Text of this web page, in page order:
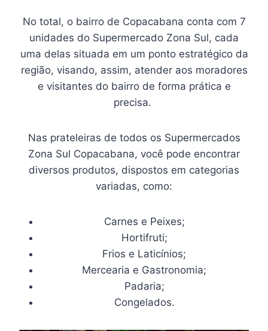
No total, o bairro de Copacabana conta com 7
unidades do Supermercado Zona Sul, cada
uma delas situada em um ponto estratégico da
região, visando, assim, atender aos moradores
e visitantes do bairro de forma prática e
precisa.
Nas prateleiras de todos os Supermercados
Zona Sul Copacabana, você pode encontrar
diversos produtos, dispostos em categorias
variadas, como:
Carnes e Peixes;
Hortifruti;
Frios e Laticínios;
Mercearia e Gastronomia;
Padaria;
Congelados.